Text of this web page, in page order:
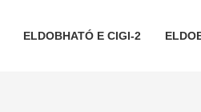
ELDOBHATÓ E CIGI-2